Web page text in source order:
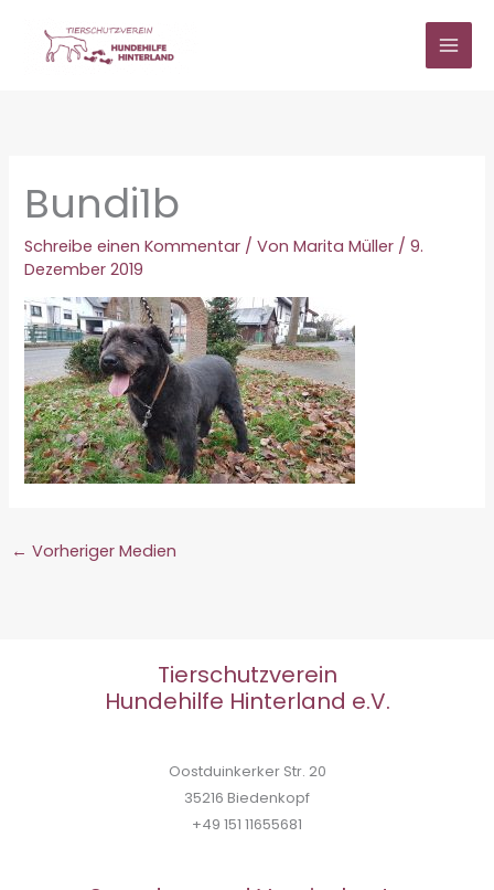
springen
Bundi1b
Schreibe einen Kommentar / VonMarita Müller /9.
Dezember 2019
← Vorheriger Medien
Tierschutzverein
Hundehilfe Hinterland e.V.
Oostduinkerker Str. 20
35216 Biedenkopf
+49 151 11655681